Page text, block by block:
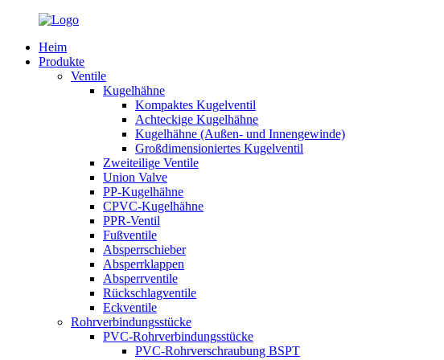
Heim
Produkte
Ventile
Kugelhähne
Kompaktes Kugelventil
Achteckige Kugelhähne
Kugelhähne (Außen- und Innengewinde)
Großdimensioniertes Kugelventil
Zweiteilige Ventile
Union Valve
PP-Kugelhähne
CPVC-Kugelhähne
PPR-Ventil
Fußventile
Absperrschieber
Absperrklappen
Absperrventile
Rückschlagventile
Eckventile
Rohrverbindungsstücke
PVC-Rohrverbindungsstücke
PVC-Rohrverschraubung BSPT